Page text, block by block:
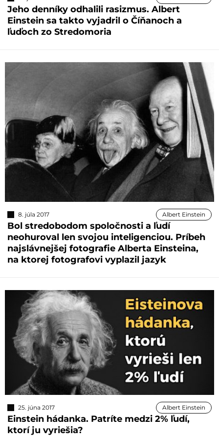
Jeho denníky odhalili rasizmus. Albert
Einstein sa takto vyjadril o Číňanoch a
ľuďoch zo Stredomoria
8. júla 2017 Albert Einstein
Bol stredobodom spoločnosti a ľudí
neohuroval len svojou inteligenciou. Príbeh
najslávnejšej fotografie Alberta Einsteina,
na ktorej fotografovi vyplazil jazyk
25. júna 2017 Albert Einstein
Einstein hádanka. Patríte medzi 2% ľudí,
ktorí ju vyriešia?